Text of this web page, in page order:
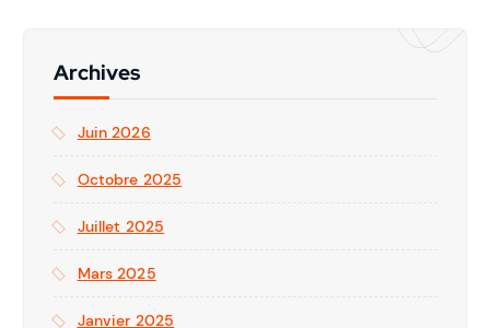
Archives
Juin 2026
Octobre 2025
Juillet 2025
Mars 2025
Janvier 2025